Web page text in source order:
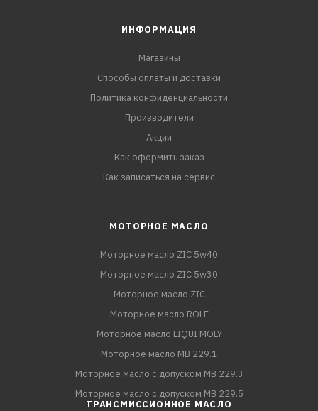
ИНФОРМАЦИЯ
Магазины
Способы оплаты и доставки
Политика конфиденциальности
Производители
Акции
Как оформить заказ
Как записаться на сервис
МОТОРНОЕ МАСЛО
Моторное масло ZIC 5w40
Моторное масло ZIC 5w30
Моторное масло ZIC
Моторное масло ROLF
Моторное масло LIQUI MOLY
Моторное масло MB 229.1
Моторное масло с допуском MB 229.3
Моторное масло с допуском MB 229.5
ТРАНСМИССИОННОЕ МАСЛО